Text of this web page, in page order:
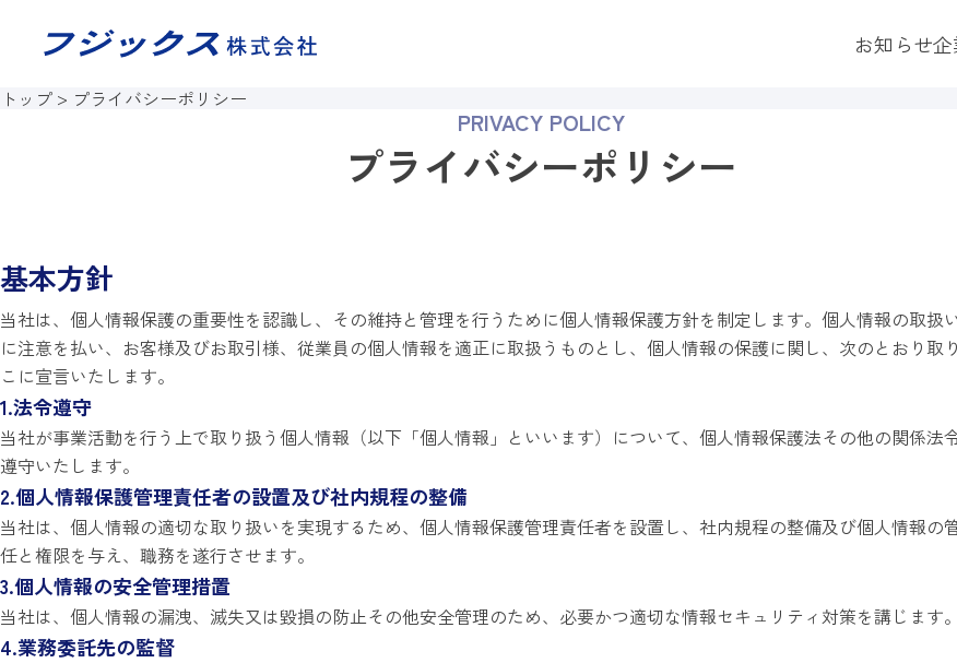
お知らせ
トップ プライバシーポリシー
PRIVACY POLICY
プライバシーポリシー
基本方針
当社は、個人情報保護の重要性を認識し、その維持と管理を行うために個人情報保護方針を制定します。個人情報の取扱
に注意を払い、お客様及びお取引様、従業員の個人情報を適正に取扱うものとし、個人情報の保護に関し、次のとおり取
こに宣言いたします。
1.法令遵守
当社が事業活動を行う上で取り扱う個人情報（以下「個人情報」といいます）について、個人情報保護法その他の関係法
遵守いたします。
2.個人情報保護管理責任者の設置及び社内規程の整備
当社は、個人情報の適切な取り扱いを実現するため、個人情報保護管理責任者を設置し、社内規程の整備及び個人情報の
任と権限を与え、職務を遂行させます。
3.個人情報の安全管理措置
当社は、個人情報の漏洩、滅失又は毀損の防止その他安全管理のため、必要かつ適切な情報セキュリティ対策を講じます。
4.業務委託先の監督